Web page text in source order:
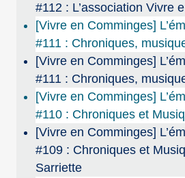
#112 : L’association Vivre
[Vivre en Comminges]
#111 : Chroniques,
[Vivre en Comminges]
#111 : Chroniques,
[Vivre en Comminges]
#110 : Chroniques et
[Vivre en Comminges]
#109 : Chroniques et
Sarriette